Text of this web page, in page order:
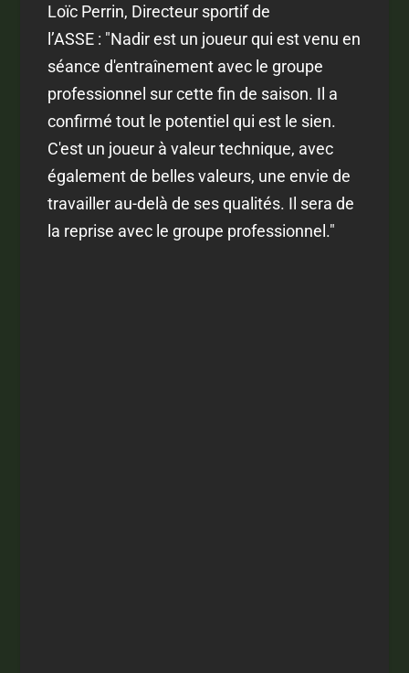
Loïc Perrin, Directeur sportif de
l’ASSE : "Nadir est un joueur qui est venu en
séance d'entraînement avec le groupe
professionnel sur cette fin de saison. Il a
confirmé tout le potentiel qui est le sien.
C'est un joueur à valeur technique, avec
également de belles valeurs, une envie de
travailler au-delà de ses qualités. Il sera de
la reprise avec le groupe professionnel."